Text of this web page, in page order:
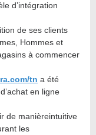
d’intégration
de ses clients
Hommes et
à commencer
tn a été
en ligne
de manièreintuitive
les